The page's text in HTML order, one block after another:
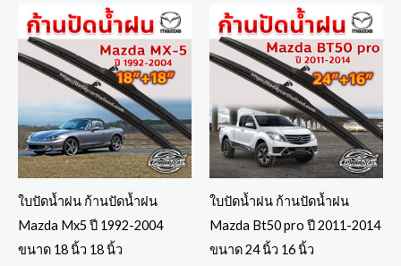
ใบปัดน้ำฝน ก้านปัดน้ำฝน
Mazda Mx5 ปี 1992-2004
ขนาด 18 นิ้ว 18 นิ้ว
ใบปัดน้ำฝน ก้านปัดน้ำฝน
Mazda Bt50 pro ปี 2011-2014
ขนาด 24 นิ้ว 16 นิ้ว